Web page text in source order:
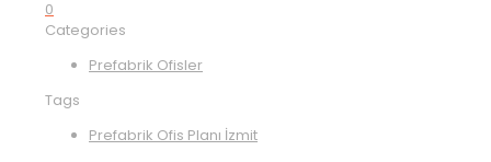
0
Categories
Prefabrik Ofisler
Tags
Prefabrik Ofis Planı İzmit